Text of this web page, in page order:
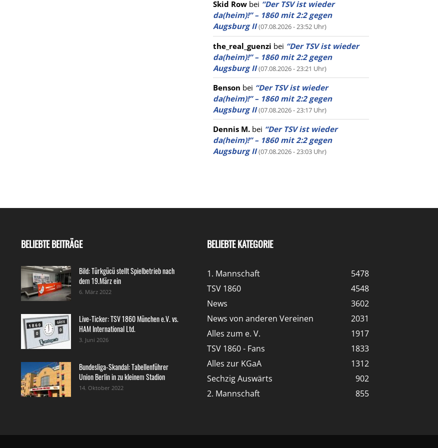
Skid Row bei “Der TSV ist wieder
da(heim)!” – 1860 mit 2:2 gegen
Augsburg II (07.08.2026 - 23:52 Uhr)
the_real_guenzi bei “Der TSV ist wieder
da(heim)!” – 1860 mit 2:2 gegen
Augsburg II (07.08.2026 - 23:21 Uhr)
Benson bei “Der TSV ist wieder
da(heim)!” – 1860 mit 2:2 gegen
Augsburg II (07.08.2026 - 23:17 Uhr)
Dennis M. bei “Der TSV ist wieder
da(heim)!” – 1860 mit 2:2 gegen
Augsburg II (07.08.2026 - 23:03 Uhr)
BELIEBTE BEITRÄGE
Bild: Türkgücü stellt Spielbetrieb nach
dem 19.März ein
6. März 2022
Live-Ticker: TSV 1860 München e.V. vs.
HAM International Ltd.
3. Juni 2026
Bundesliga-Skandal: Tabellenführer
Union Berlin in zu kleinem Stadion
14. Oktober 2022
BELIEBTE KATEGORIE
1. Mannschaft
5478
TSV 1860
4548
News
3602
News von anderen Vereinen
2031
Alles zum e. V.
1917
TSV 1860 - Fans
1833
Alles zur KGaA
1312
Sechzig Auswärts
902
2. Mannschaft
855